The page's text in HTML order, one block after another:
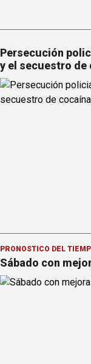
Persecución
y el secuestro de
PRONOSTICO DEL
Sábado con